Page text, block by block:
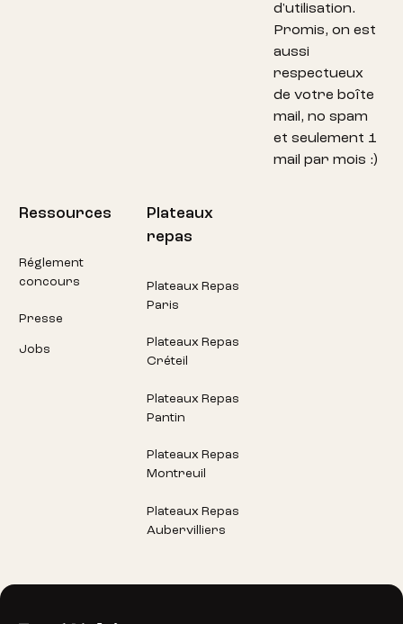
d'utilisation.
Promis, on est
aussi
respectueux
de votre boîte
mail, no spam
et seulement 1
mail par mois :)
Ressources
Réglement
concours
Presse
Jobs
Plateaux
repas
Plateaux Repas
Paris
Plateaux Repas
Créteil
Plateaux Repas
Pantin
Plateaux Repas
Montreuil
Plateaux Repas
Aubervilliers